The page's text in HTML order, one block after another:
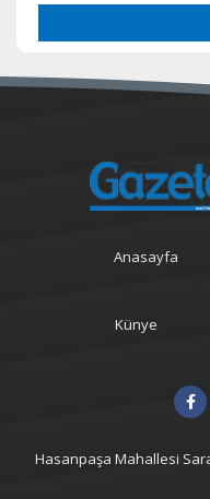
Anasayfa
Künye
Hasanpaşa Mahallesi